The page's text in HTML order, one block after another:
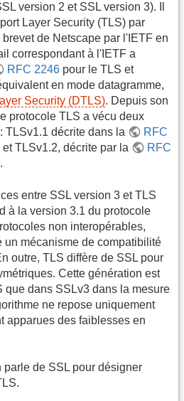
version 2 et SSL version 3). Il
Layer Security (TLS) par
de Netscape par l'IETF en
correspondant à l'IETF a
RFC 2246 pour le TLS et
en mode datagramme,
Security (DTLS). Depuis son
protocole TLS a vécu deux
TLSv1.1 décrite dans la
RFC
TLSv1.2, décrite par la
RFC
entre SSL version 3 et TLS
à la version 3.1 du protocole
non interopérables,
un mécanisme de compatibilité
outre, TLS diffère de SSL pour
Cette génération est
que dans SSLv3 dans la mesure
ne repose uniquement
apparues des faiblesses en
parle de SSL pour désigner